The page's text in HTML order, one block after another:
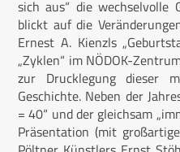
sich aus“ die wechselvolle
blickt auf die
Ernest A. Kienzls
„Zyklen“ im NÖDOK-
zur Drucklegung dieser
Geschichte. Neben der
= 40“ und der gleichsam
Präsentation (mit